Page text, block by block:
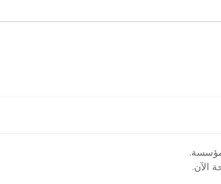
الآن.